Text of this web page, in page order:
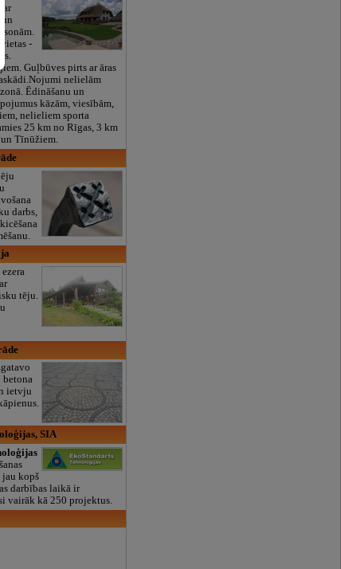
ar
-
Guļbūves pirts ar āras
nelielām
Ēdināšanu un
kāzām, viesībām,
nelieliem sporta
25 km no Rīgas, 3 km
un Tīnūžiem.
darbs,
tēju.
betona
ietvju
SIA
kopš
darbības laikā ir
vairāk kā 250 projektus.